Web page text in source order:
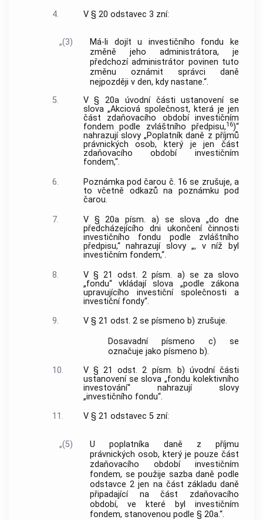
4.
V § 20 odstavec 3 zní:
„(3)
Má-li dojít u investičního fondu ke
změně jeho administrátora, je
předchozí administrátor povinen tuto
změnu oznámit správci daně
nejpozději v den, kdy nastane.“.
5.
V § 20a úvodní části ustanovení se
slova „Akciová společnost, která je jen
část zdaňovacího období investičním
fondem podle zvláštního předpisu,16)“
nahrazují slovy „Poplatník daně z příjmů
právnických osob, který je jen část
zdaňovacího období investičním
fondem,“.
6.
Poznámka pod čarou č. 16 se zrušuje, a
to včetně odkazů na poznámku pod
čarou.
7.
V § 20a písm. a) se slova „do dne
předcházejícího dni ukončení činnosti
investičního fondu podle zvláštního
předpisu,“ nahrazují slovy „, v níž byl
investičním fondem,“.
8.
V § 21 odst. 2 písm. a) se za slovo
„fondu“ vkládají slova „podle zákona
upravujícího investiční společnosti a
investiční fondy“.
9.
V § 21 odst. 2 se písmeno b) zrušuje.
Dosavadní písmeno c) se
označuje jako písmeno b).
10.
V § 21 odst. 2 písm. b) úvodní části
ustanovení se slova „fondu kolektivního
investování“ nahrazují slovy
„investičního fondu“.
11.
V § 21 odstavec 5 zní:
„(5)
U poplatníka daně z příjmu
právnických osob, který je pouze část
zdaňovacího období investičním
fondem, se použije sazba daně podle
odstavce 2 jen na část základu daně
připadající na část zdaňovacího
období, ve které byl investičním
fondem, stanovenou podle § 20a.“.